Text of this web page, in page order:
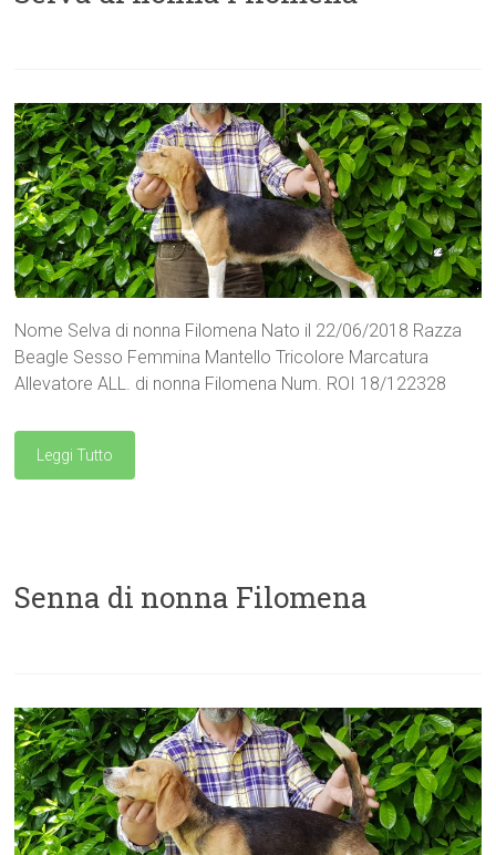
Nome Selva di nonna Filomena Nato il 22/06/2018 Razza
Beagle Sesso Femmina Mantello Tricolore Marcatura
Allevatore ALL. di nonna Filomena Num. ROI 18/122328
Leggi Tutto
Senna di nonna Filomena